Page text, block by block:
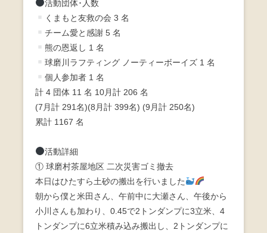
活動団体･人数
くまもと友救の会 3 名
チーム愛と感謝 5 名
熊の恩返し 1 名
球磨川ラフティング ノーティーボーイズ 1 名
個人参加者 1 名
計 4 団体 11 名 10月計 206 名
(7月計 291名)(8月計 399名) (9月計 250名)
累計 1167 名
活動詳細
① 球磨村茶屋地区 二次災害ゴミ撤去
本日はひたすら土砂の搬出を行いました
朝から僕と米田さん、午前中に大瀬さん、午後から
小川さんも加わり、0.45で2トンダンプに3立米、4
トンダンプに6立米積み込み搬出し、2トンダンプに